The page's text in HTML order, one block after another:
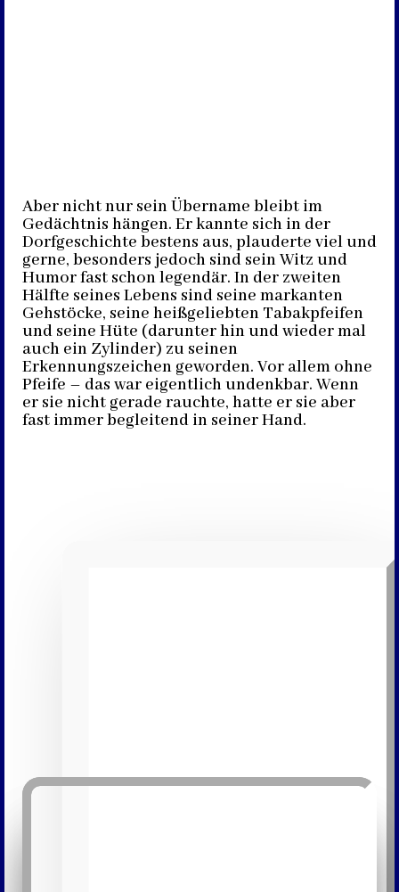
Aber nicht nur sein Übername bleibt im
Gedächtnis hängen. Er kannte sich in der
Dorfgeschichte bestens aus, plauderte viel und
gerne, besonders jedoch sind sein Witz und
Humor fast schon legendär. In der zweiten
Hälfte seines Lebens sind seine markanten
Gehstöcke, seine heißgeliebten Tabakpfeifen
und seine Hüte (darunter hin und wieder mal
auch ein Zylinder) zu seinen
Erkennungszeichen geworden. Vor allem ohne
Pfeife – das war eigentlich undenkbar. Wenn
er sie nicht gerade rauchte, hatte er sie aber
fast immer begleitend in seiner Hand.